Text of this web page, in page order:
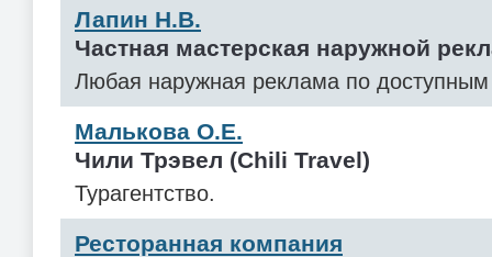
Лапин Н.В.
Частная мастерская наружной
Любая наружная реклама по
Малькова О.Е.
Чили Трэвел (Chili Travel)
Турагентство.
Ресторанная компания